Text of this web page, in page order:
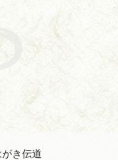
がき伝道